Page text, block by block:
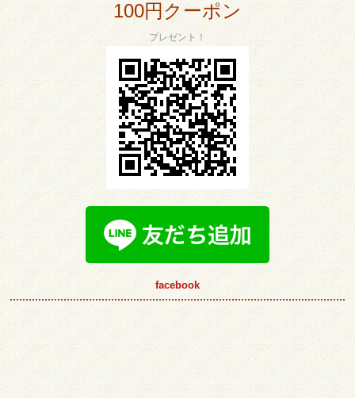
100円クーポン
プレゼント！
facebook